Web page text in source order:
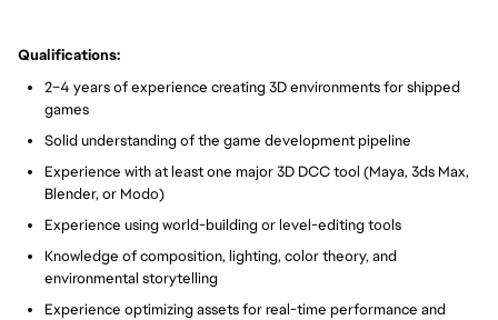
Qualifications:
2–4 years of experience creating 3D environments for shipped
games
Solid understanding of the game development pipeline
Experience with at least one major 3D DCC tool (Maya, 3ds Max,
Blender, or Modo)
Experience using world-building or level-editing tools
Knowledge of composition, lighting, color theory, and
environmental storytelling
Experience optimizing assets for real-time performance and